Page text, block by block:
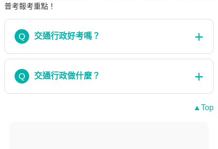
普考報考重點！
Q 交通行政好考嗎？
Q 交通行政做什麼？
▲Top